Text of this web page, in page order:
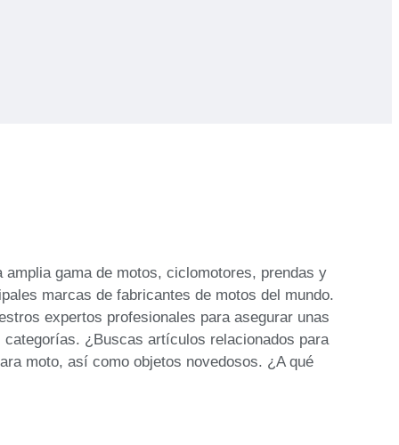
gama de motos, ciclomotores, prendas y
marcas de fabricantes de motos del mundo.
expertos profesionales para asegurar unas
¿Buscas artículos relacionados para
moto, así como objetos novedosos. ¿A qué